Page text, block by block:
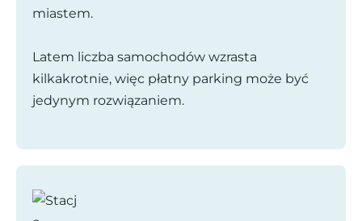
miastem.
Latem liczba samochodów wzrasta
kilkakrotnie, więc płatny parking może być
jedynym rozwiązaniem.